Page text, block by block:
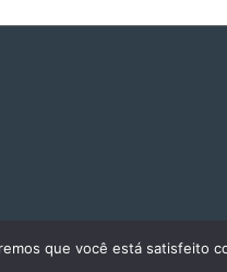
que você está satisfeito